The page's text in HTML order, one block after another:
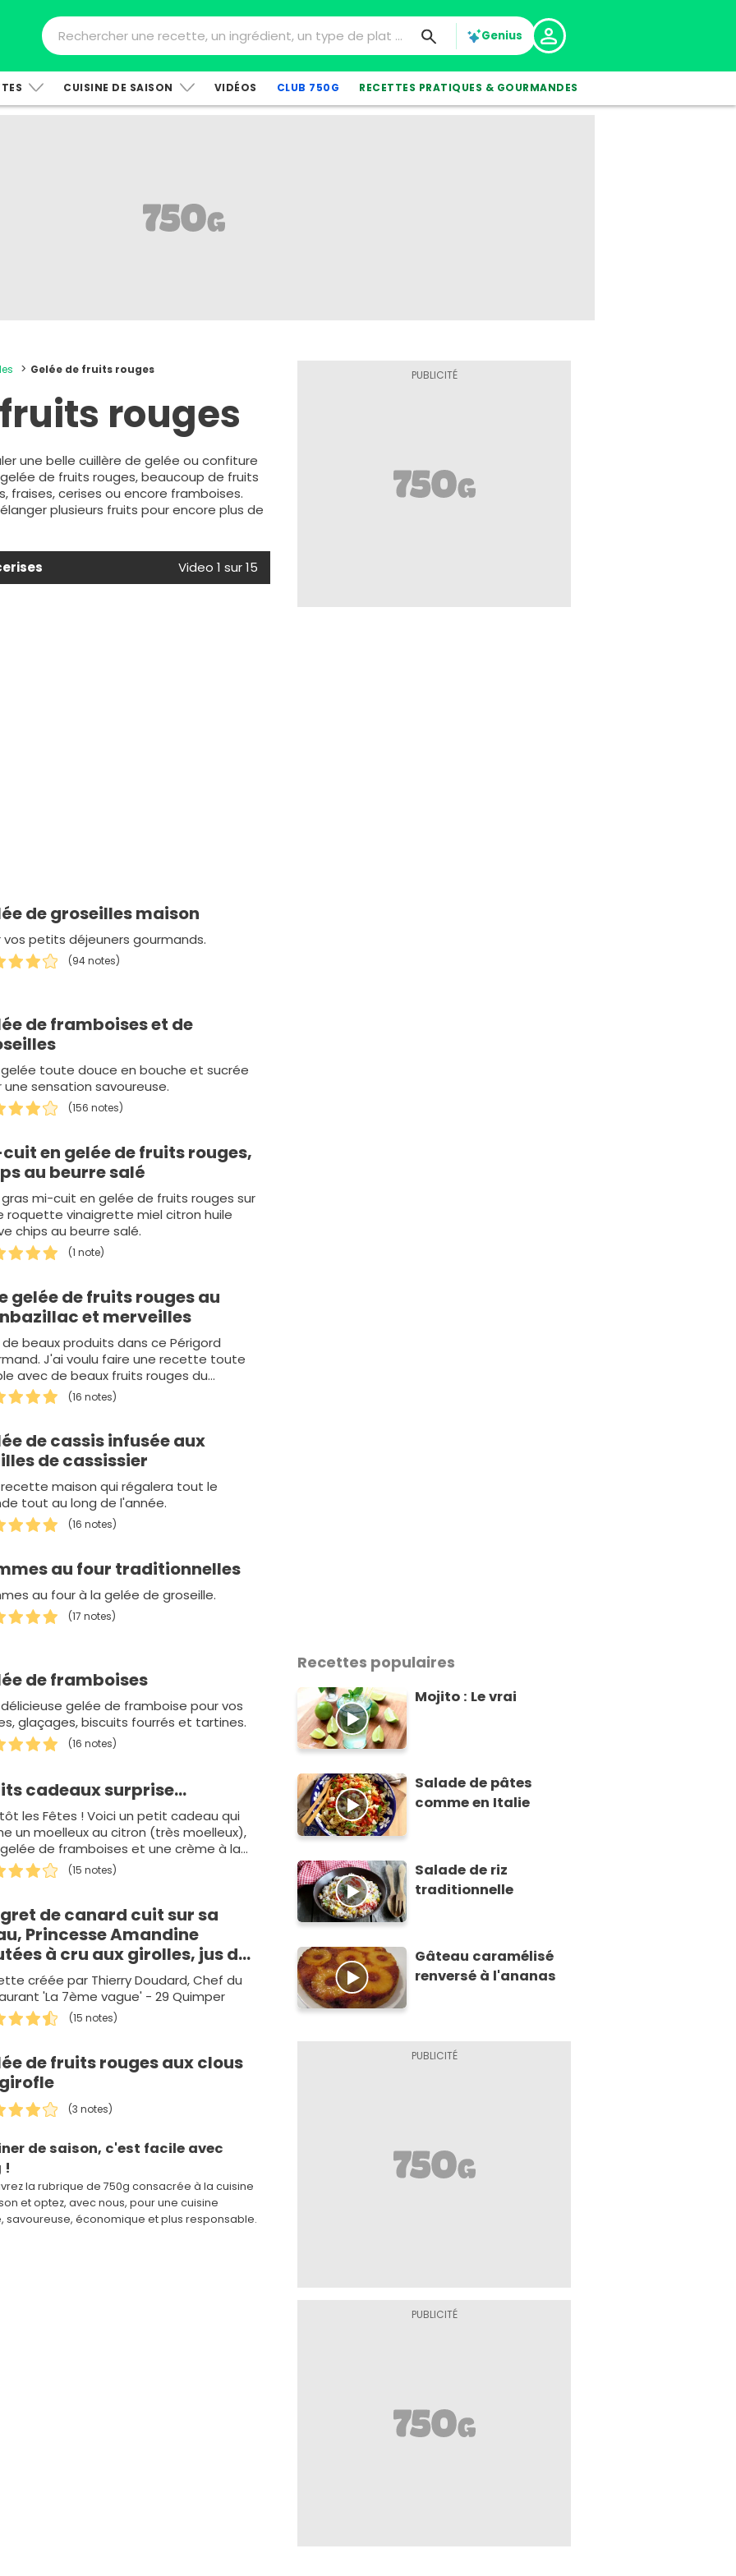
Genius
CUISINE DE SAISON VIDÉOS CLUB 750G RECETTES PRATIQUES & GOURMANDES
Gelée de fruits rouges
rouges
une belle cuillère de gelée ou confiture
de fruits rouges, beaucoup de fruits
fraises, cerises ou encore framboises.
plusieurs fruits pour encore plus de
Video 1 sur 15
de groseilles maison
vos petits déjeuners gourmands.
(94 notes)
de framboises et de
gelée toute douce en bouche et sucrée
une sensation savoureuse.
(156 notes)
en gelée de fruits rouges,
au beurre salé
gras mi-cuit en gelée de fruits rouges sur
roquette vinaigrette miel citron huile
chips au beurre salé.
(1 note)
gelée de fruits rouges au
et merveilles
de beaux produits dans ce Périgord
J'ai voulu faire une recette toute
avec de beaux fruits rouges du
de Montignac et avec…
(16 notes)
de cassis infusée aux
de cassissier
recette maison qui régalera tout le
tout au long de l'année.
(16 notes)
au four traditionnelles
au four à la gelée de groseille.
(17 notes)
de framboises
gelée de framboise pour vos
glaçages, biscuits fourrés et tartines.
(16 notes)
cadeaux surprise...
les Fêtes ! Voici un petit cadeau qui
un moelleux au citron (très moelleux),
de framboises et une crème à la
Malgré ce que l'on…
(15 notes)
de canard cuit sur sa
Princesse Amandine
à cru aux girolles, jus de
à la gelée de fruits rouges
créée par Thierry Doudard, Chef du
'La 7ème vague' - 29 Quimper
(15 notes)
de fruits rouges aux clous
(3 notes)
de saison, c'est facile avec
!
la rubrique de 750g consacrée à la cuisine
et optez, avec nous, pour une cuisine
savoureuse, économique et plus responsable.
Recettes populaires
Mojito : Le vrai
Salade de pâtes
comme en Italie
Salade de riz
traditionnelle
Gâteau caramélisé
renversé à l'ananas